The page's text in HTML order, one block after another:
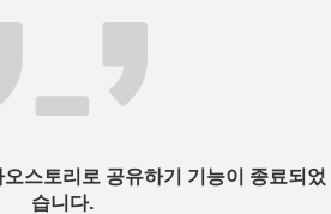
스토리로 공유하기 기능이 종료되었
습니다.